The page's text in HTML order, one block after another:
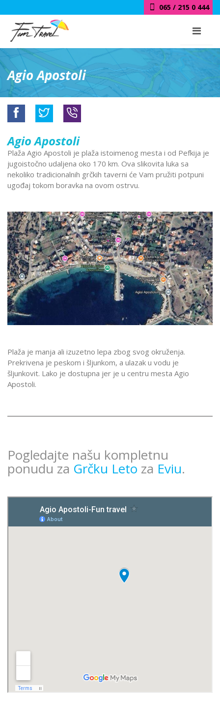
065 / 215 0 444
Agio Apostoli
Agio Apostoli
Plaža Agio Apostoli je plaža istoimenog mesta i od Pefkija je
jugoistočno udaljena oko 170 km. Ova slikovita luka sa
nekoliko tradicionalnih grčkih taverni će Vam pružiti potpuni
ugođaj tokom boravka na ovom ostrvu.
Plaža je manja ali izuzetno lepa zbog svog okruženja.
Prekrivena je peskom i šljunkom, a ulazak u vodu je
šljunkovit. Lako je dostupna jer je u centru mesta Agio
Apostoli.
Pogledajte našu kompletnu
ponudu za Grčku Leto za Eviu.